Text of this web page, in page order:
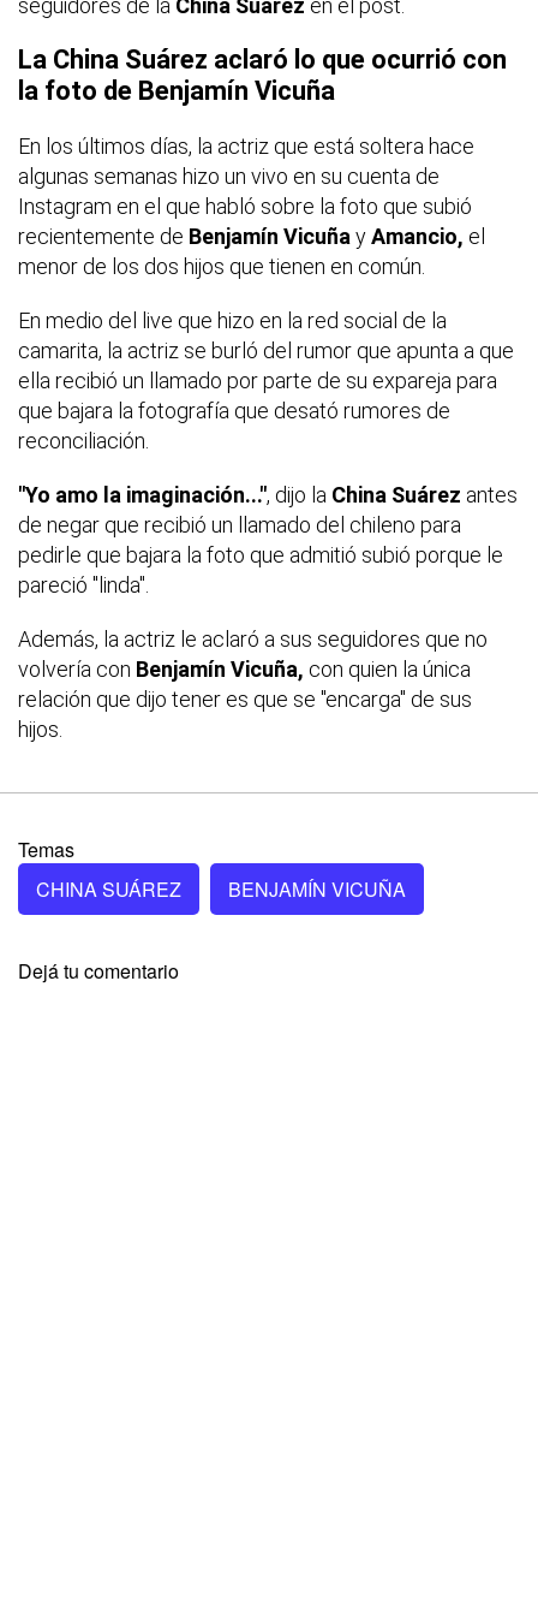
seguidores de la China Suárez en el post.
La China Suárez aclaró lo que ocurrió con
la foto de Benjamín Vicuña
En los últimos días, la actriz que está soltera hace
algunas semanas hizo un vivo en su cuenta de
Instagram en el que habló sobre la foto que subió
recientemente de Benjamín VicuñayAmancio, el
menor de los dos hijos que tienen en común.
En medio del live que hizo en la red social de la
camarita, la actriz se burló del rumor que apunta a que
ella recibió un llamado por parte de su expareja para
que bajara la fotografía que desató rumores de
reconciliación.
"Yo amo la imaginación...", dijo la China Suárez antes
de negar que recibió un llamado del chileno para
pedirle que bajara la foto que admitió subió porque le
pareció "linda".
Además, la actriz le aclaró a sus seguidores que no
volvería con Benjamín Vicuña, con quien la única
relación que dijo tener es que se "encarga" de sus
hijos.
Temas
CHINA SUÁREZ
BENJAMÍN VICUÑA
Dejá tu comentario